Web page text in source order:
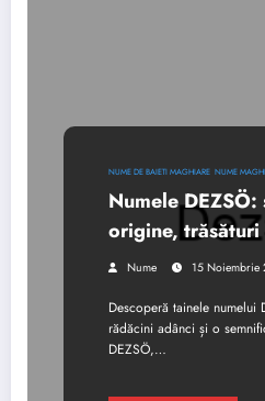
NUME DE BAIETI MAGHIARE NUME
Numele
origine,
Nume 15 Noiembrie
Descoperă tainele numelui
rădăcini adânci și o
DEZSÖ,…